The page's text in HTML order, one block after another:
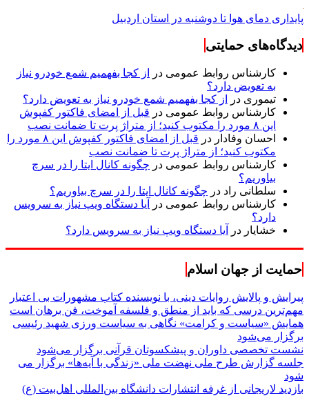
پایداری دمای هوا تا دوشنبه در استان اردبیل
دیدگاه‌های حمایتی
کارشناس روابط عمومی در
از کجا بفهمیم شمع خودرو نیاز
به تعویض دارد؟
تیموری در
از کجا بفهمیم شمع خودرو نیاز به تعویض دارد؟
کارشناس روابط عمومی در قبل از امضای فاکتور کفپوش
این ۸ مورد را مکتوب کنید؛ از متراژ پرت تا ضمانت نصب
احسان وفادار در
قبل از امضای فاکتور کفپوش این ۸ مورد را
مکتوب کنید؛ از متراژ پرت تا ضمانت نصب
کارشناس روابط عمومی در چگونه کانال ایتا را در سرچ
بیاوریم؟
سلطانی راد در چگونه کانال ایتا را در سرچ بیاوریم؟
کارشناس روابط عمومی در
آیا دستگاه ویپ نیاز به سرویس
دارد؟
خشایار در آیا دستگاه ویپ نیاز به سرویس دارد؟
حمایت از جهان اسلام
پیرایش و پالایش روایات دینی، با نویسنده کتاب مشهورات بی اعتبار
مهم‌ترین درسی که باید از منطق و فلسفه آموخت، فن برهان است
همایش «سیاست و کرامت» نگاهی به سیاست ورزی شهید رئیسی
برگزار می‌شود
نشست تخصصی داوران و پیشکسوتان قرآنی برگزار می‌شود
جلسه گزارش طرح ملی نهضت ملی «زندگی با آیه‌ها» برگزار می
شود
بازدید لاریجانی از غرفه انتشارات دانشگاه بین‌المللی اهل‌بیت (ع)